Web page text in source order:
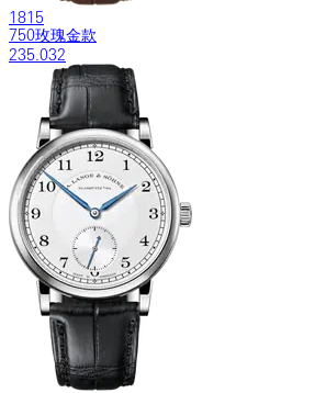
1815
750玫瑰金款
235.032